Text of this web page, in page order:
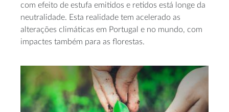
com efeito de estufa emitidos e retidos está longe da
neutralidade. Esta realidade tem acelerado as
alterações climáticas em Portugal e no mundo, com
impactes também para as florestas.